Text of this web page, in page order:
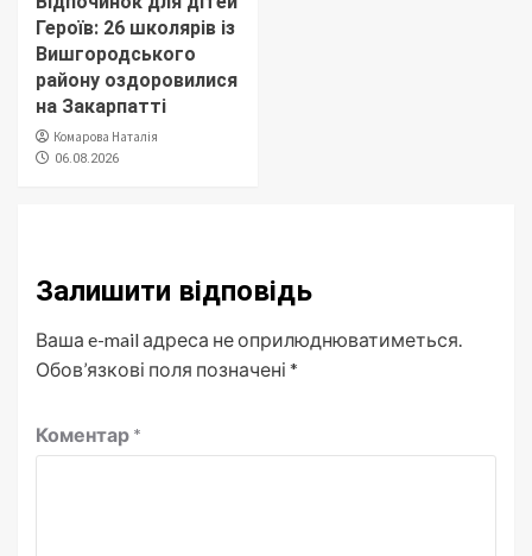
Героїв: 26 школярів із
Вишгородського
району оздоровилися
на Закарпатті
Комарова Наталія
06.08.2026
Залишити відповідь
Ваша e-mail адреса не оприлюднюватиметься.
Обов’язкові поля позначені *
Коментар *